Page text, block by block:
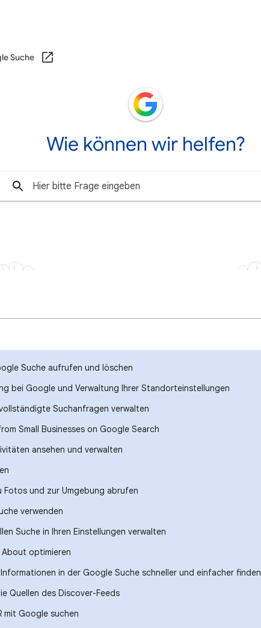
Suche
Wie können wir helfen?
Suche aufrufen und löschen
bei Google und Verwaltung Ihrer Standorteinstellungen
Suchanfragen verwalten
Small Businesses on Google Search
ansehen und verwalten
Fotos und zur Umgebung abrufen
verwenden
Suche in Ihren Einstellungen verwalten
About optimieren
in der Google Suche schneller und einfacher finden
Quellen des Discover-Feeds
mit Google suchen